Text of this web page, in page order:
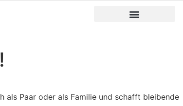
als Paar oder als Familie und schafft bleibende